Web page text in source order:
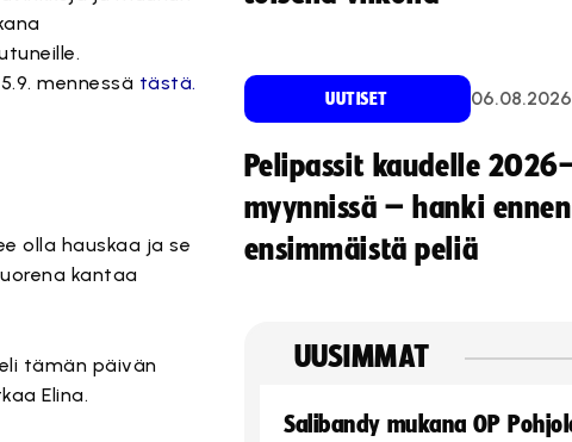
mennessä tästä.
olla hauskaa ja se
kantaa
tämän päivän
Elina.
UUTISET 06.08.2026
Pelipassit kaudelle
myynnissä – hanki ennen
ensimmäistä peliä
UUSIMMAT
Salibandy mukana OP